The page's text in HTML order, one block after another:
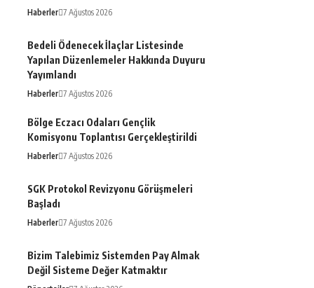
Haberler 7 Ağustos 2026
Bedeli Ödenecek İlaçlar Listesinde
Yapılan Düzenlemeler Hakkında Duyuru
Yayımlandı
Haberler 7 Ağustos 2026
Bölge Eczacı Odaları Gençlik
Komisyonu Toplantısı Gerçekleştirildi
Haberler 7 Ağustos 2026
SGK Protokol Revizyonu Görüşmeleri
Başladı
Haberler 7 Ağustos 2026
Bizim Talebimiz Sistemden Pay Almak
Değil Sisteme Değer Katmaktır